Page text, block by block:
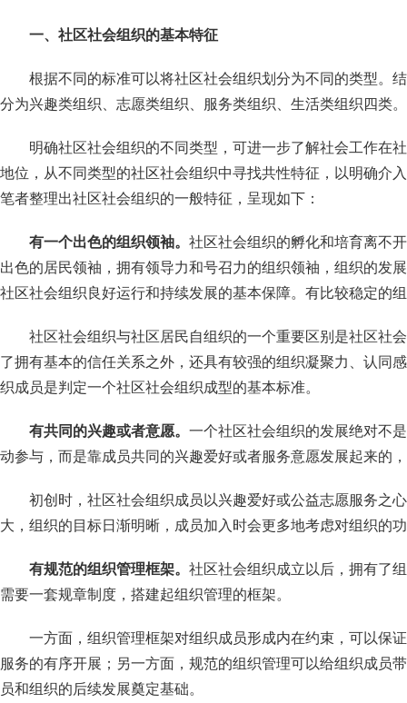
一、 社区社会组织的基本特征
根据不同的标准可以将社区社会组织划分为不同的类型。
分为兴趣类组织、志愿类组织、服务类组织、生活类组织四类。
明确社区社会组织的不同类型，可进一步了解社会工作在
地位，从不同类型的社区社会组织中寻找共性特征，以明确介
笔者整理出社区社会组织的一般特征，呈现如下：
有一个出色的组织领袖。 社区社会组织的孵化和培育离不
出色的居民领袖，拥有领导力和号召力的组织领袖，组织的发
社区社会组织良好运行和持续发展的基本保障。有比较稳定的
社区社会组织与社区居民自组织的一个重要区别是社区社
了拥有基本的信任关系之外，还具有较强的组织凝聚力、认同
织成员是判定一个社区社会组织成型的基本标准。
有共同的兴趣或者意愿。 一个社区社会组织的发展绝对不
动参与，而是靠成员共同的兴趣爱好或者服务意愿发展起来的
初创时，社区社会组织成员以兴趣爱好或公益志愿服务之
大，组织的目标日渐明晰，成员加入时会更多地考虑对组织的
有规范的组织管理框架。 社区社会组织成立以后，拥有了
需要一套规章制度，搭建起组织管理的框架。
一方面，组织管理框架对组织成员形成内在约束，可以保
服务的有序开展；另一方面，规范的组织管理可以给组织成员
员和组织的后续发展奠定基础。